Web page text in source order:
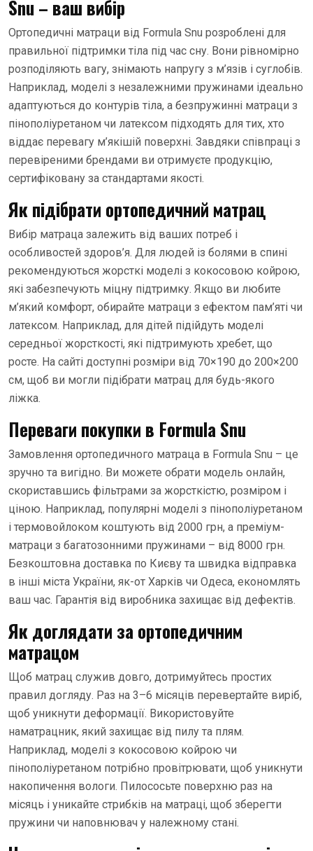
Snu – ваш вибір
Ортопедичні матраци від Formula Snu розроблені для
правильної підтримки тіла під час сну. Вони рівномірно
розподіляють вагу, знімають напругу з м’язів і суглобів.
Наприклад, моделі з незалежними пружинами ідеально
адаптуються до контурів тіла, а безпружинні матраци з
пінополіуретаном чи латексом підходять для тих, хто
віддає перевагу м’якішій поверхні. Завдяки співпраці з
перевіреними брендами ви отримуєте продукцію,
сертифіковану за стандартами якості.
Як підібрати ортопедичний матрац
Вибір матраца залежить від ваших потреб і
особливостей здоров’я. Для людей із болями в спині
рекомендуються жорсткі моделі з кокосовою койрою,
які забезпечують міцну підтримку. Якщо ви любите
м’який комфорт, обирайте матраци з ефектом пам’яті чи
латексом. Наприклад, для дітей підійдуть моделі
середньої жорсткості, які підтримують хребет, що
росте. На сайті доступні розміри від 70×190 до 200×200
см, щоб ви могли підібрати матрац для будь-якого
ліжка.
Переваги покупки в Formula Snu
Замовлення ортопедичного матраца в Formula Snu – це
зручно та вигідно. Ви можете обрати модель онлайн,
скориставшись фільтрами за жорсткістю, розміром і
ціною. Наприклад, популярні моделі з пінополіуретаном
і термовойлоком коштують від 2000 грн, а преміум-
матраци з багатозонними пружинами – від 8000 грн.
Безкоштовна доставка по Києву та швидка відправка
в інші міста України, як-от Харків чи Одеса, економлять
ваш час. Гарантія від виробника захищає від дефектів.
Як доглядати за ортопедичним
матрацом
Щоб матрац служив довго, дотримуйтесь простих
правил догляду. Раз на 3–6 місяців перевертайте виріб,
щоб уникнути деформації. Використовуйте
наматрацник, який захищає від пилу та плям.
Наприклад, моделі з кокосовою койрою чи
пінополіуретаном потрібно провітрювати, щоб уникнути
накопичення вологи. Пилососьте поверхню раз на
місяць і уникайте стрибків на матраці, щоб зберегти
пружини чи наповнювач у належному стані.